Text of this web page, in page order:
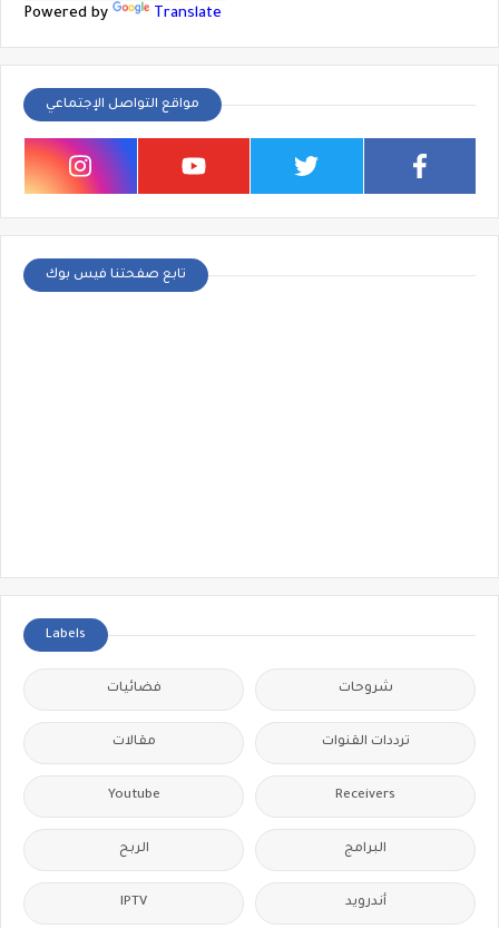
Powered by Translate
مواقع التواصل الإجتماعي
تابع صفحتنا فيس بوك
Labels
شروحات فضائيات
ترددات القنوات مقالات
Receivers
Youtube
البرامج الربح
أندرويد IPTV